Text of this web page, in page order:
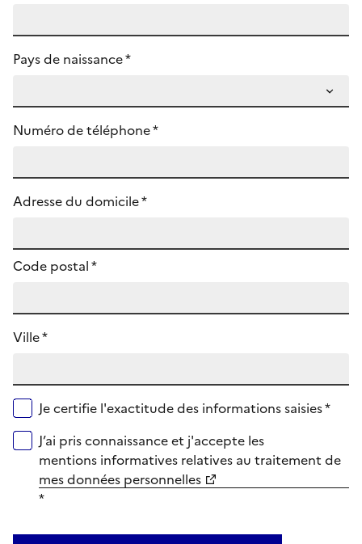
Pays de naissance *
Numéro de téléphone *
Adresse du domicile *
Code postal*
Ville *
Je certifie l'exactitude des informations saisies *
J’ai pris connaissance et j'accepte les
mentions informatives relatives au traitement de
mes données personnelles
*